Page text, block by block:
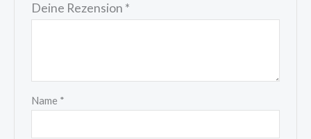
Deine Rezension *
Name *